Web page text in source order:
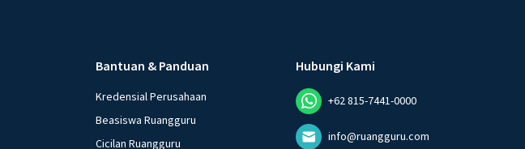
Bantuan & Panduan
Kredensial Perusahaan
Beasiswa Ruangguru
Cicilan Ruangguru
Hubungi Kami
+62 815-7441-0000
info@ruangguru.com